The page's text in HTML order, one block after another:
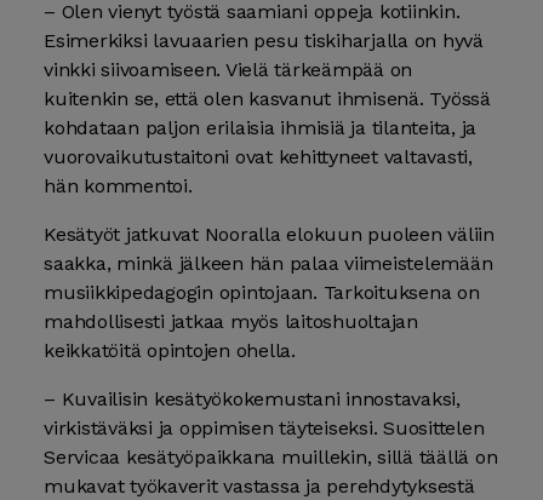
– Olen vienyt työstä saamiani oppeja kotiinkin.
Esimerkiksi lavuaarien pesu tiskiharjalla on hyvä
vinkki siivoamiseen. Vielä tärkeämpää on
kuitenkin se, että olen kasvanut ihmisenä. Työssä
kohdataan paljon erilaisia ihmisiä ja tilanteita, ja
vuorovaikutustaitoni ovat kehittyneet valtavasti,
hän kommentoi.
Kesätyöt jatkuvat Nooralla elokuun puoleen väliin
saakka, minkä jälkeen hän palaa viimeistelemään
musiikkipedagogin opintojaan. Tarkoituksena on
mahdollisesti jatkaa myös laitoshuoltajan
keikkatöitä opintojen ohella.
– Kuvailisin kesätyökokemustani innostavaksi,
virkistäväksi ja oppimisen täyteiseksi. Suosittelen
Servicaa kesätyöpaikkana muillekin, sillä täällä on
mukavat työkaverit vastassa ja perehdytyksestä